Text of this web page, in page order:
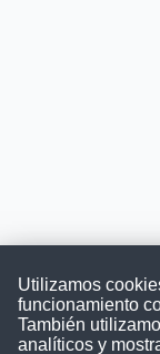
Utilizamos
funcionamiento
También
analíticos y